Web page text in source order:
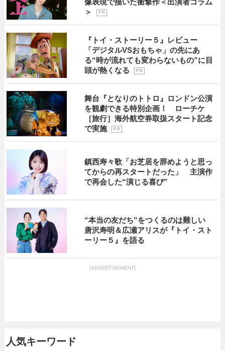
像表現で描いた衝撃作＜出演者コラム
＞
P R
『トイ・ストーリー５』レビュー
「デジタルVSおもちゃ」の先にあ
る“時が流れても変わらないもの”に目
頭が熱くなる
P R
舞台『となりのトトロ』ロンドン公演
を観劇できる特別企画！ ローチケ
［旅行］海外航空券取扱スタート記念
で実施
P R
鎮西寿々歌「お芝居を辞めようと思っ
てからの再スタートだった」 主演作
で再会した“演じる喜び”
“本当の友だち”をつくるのは難しい
唐沢寿明＆広瀬アリスが『トイ・スト
ーリー５』を語る
[ADVERTISEMENT]
人気キーワード